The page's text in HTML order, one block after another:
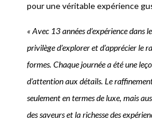
pour une véritable expérience
« Avec 13 années d’expérience dans
privilège d’explorer et d’apprécier le
formes. Chaque journée a été une
d’attention aux détails. Le
seulement en termes de luxe, mais
des saveurs et la richesse des